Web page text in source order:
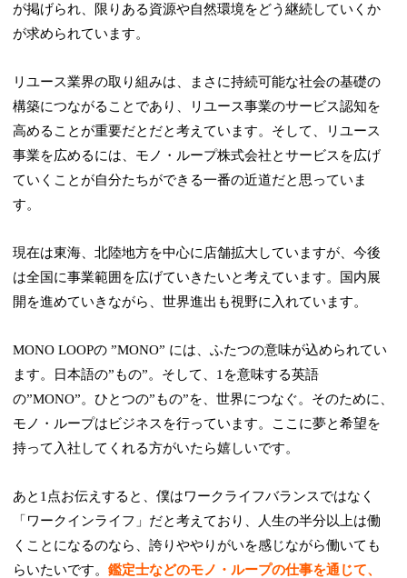
が掲げられ、限りある資源や自然環境をどう継続していくか
が求められています。
リユース業界の取り組みは、まさに持続可能な社会の基礎の
構築につながることであり、リユース事業のサービス認知を
高めることが重要だとだと考えています。そして、リユース
事業を広めるには、モノ・ループ株式会社とサービスを広げ
ていくことが自分たちができる一番の近道だと思っていま
す。
現在は東海、北陸地方を中心に店舗拡大していますが、今後
は全国に事業範囲を広げていきたいと考えています。国内展
開を進めていきながら、世界進出も視野に入れています。
MONO LOOPの ”MONO” には、ふたつの意味が込められてい
ます。日本語の”もの”。そして、1を意味する英語
の”MONO”。ひとつの”もの”を、世界につなぐ。そのために、
モノ・ループはビジネスを行っています。ここに夢と希望を
持って入社してくれる方がいたら嬉しいです。
あと1点お伝えすると、僕はワークライフバランスではなく
「ワークインライフ」だと考えており、人生の半分以上は働
くことになるのなら、誇りややりがいを感じながら働いても
らいたいです。鑑定士などのモノ・ループの仕事を通じて、